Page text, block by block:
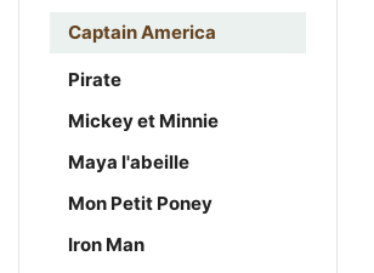
Captain America
Pirate
Mickey et Minnie
Maya l'abeille
Mon Petit Poney
Iron Man